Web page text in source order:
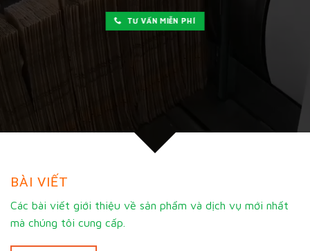
TƯ VẤN MIỄN PHÍ
BÀI VIẾT
Các bài viết giới thiệu về sản phẩm và dịch vụ mới nhất
mà chúng tôi cung cấp.